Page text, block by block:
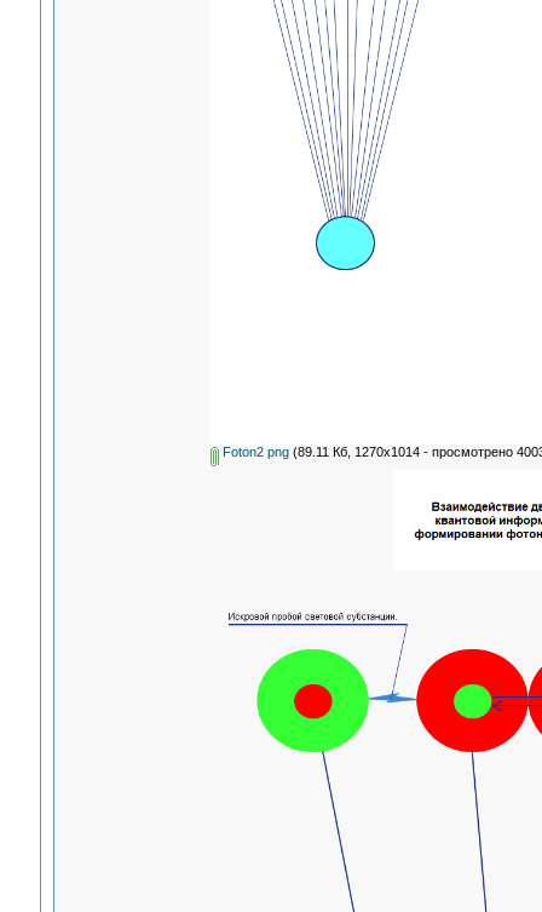
Foton2 png(89.11 Кб, 1270x1014 - просмотрено